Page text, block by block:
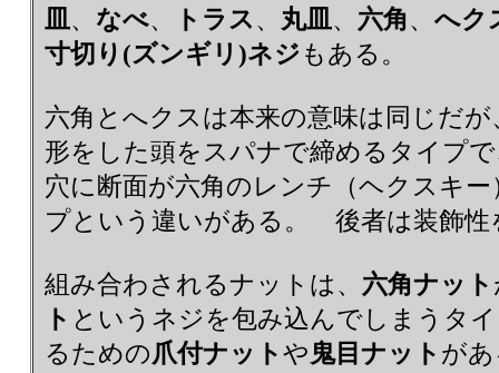
皿、 なべ、 トラス 、 丸皿、 六角 、 へク
寸切り(ズンギリ)ネジ もある。
六角とへクスは本来の意味は同じだ
形をした頭をスパナで締めるタイプ
穴に断面が六角のレンチ（ヘクスキ
プという違いがある。 後者は装飾性
組み合わされるナットは、 六角ナット
ト というネジを包み込んでしまうタ
るための爪付ナット や 鬼目ナット が